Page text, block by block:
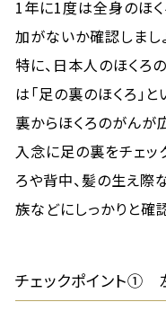
1年に1度は全身のほく
加がないか確認しまし
特に、日本人のほくろ
は「足の裏のほくろ」
裏からほくろのがんが
入念に足の裏をチェッ
ろや背中、髪の生え際
族などにしっかりと確
チェックポイント①